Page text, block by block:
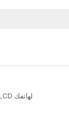
عمل إصلاح
كيفية تحسين كفاءة جهاز إصلاح شاشة LCD لهاتفك